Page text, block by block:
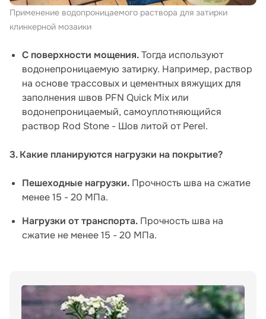
Применение водопроницаемого раствора для затирки
клинкерной мозаики
С поверхности мощения.Тогда используют
водонепроницаемую затирку. Например, раствор
на основе трассовых и цементных вяжущих для
заполнения швов PFN Quick Mix или
водонепроницаемый, самоуплотняющийся
раствор Rod Stone - Шов литой от Perel.
3. Какие планируются нагрузки на покрытие?
Пешеходные нагрузки.Прочность шва на сжатие
менее 15 - 20 МПа.
Нагрузки от транспорта.Прочность шва на
сжатие не менее 15 - 20 МПа.